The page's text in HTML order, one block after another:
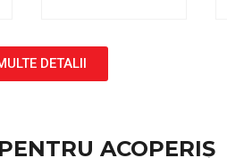
DETALII
ACOPERIȘ